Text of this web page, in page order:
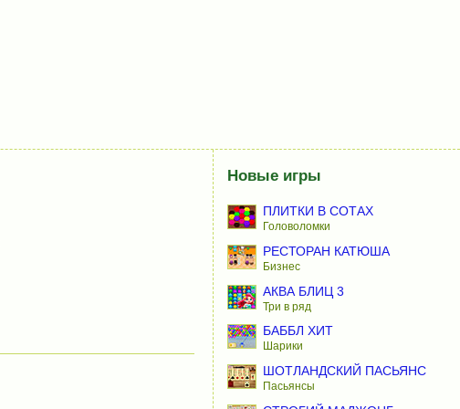
Новые игры
ПЛИТКИ В СОТАХ
Головоломки
РЕСТОРАН КАТЮША
Бизнес
АКВА БЛИЦ 3
Три в ряд
БАББЛ ХИТ
Шарики
ШОТЛАНДСКИЙ ПАСЬЯНС
Пасьянсы